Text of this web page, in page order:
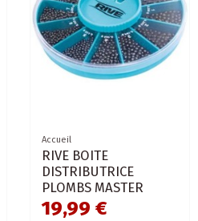
Accueil
RIVE BOITE
DISTRIBUTRICE
PLOMBS MASTER
19,99 €